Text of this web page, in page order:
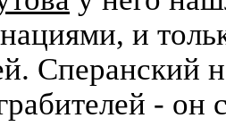
и
Сперанский
-